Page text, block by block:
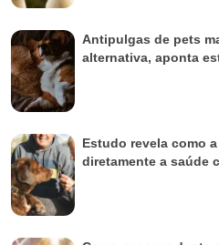
Antipulgas de pets
alternativa, aponta
Estudo revela como
diretamente a saúde